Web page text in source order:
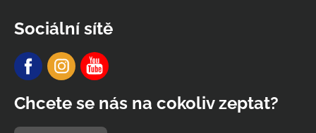
Sociální sítě
Chcete se nás na cokoliv zeptat?